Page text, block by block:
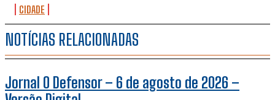
CIDADE
NOTÍCIAS RELACIONADAS
Jornal O Defensor – 6 de agosto de 2026 –